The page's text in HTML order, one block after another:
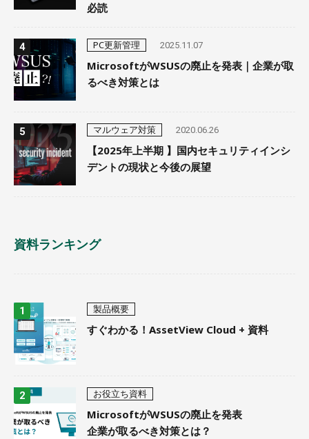
必読
PC更新管理 2025.11.07
MicrosoftがWSUSの廃止を発表｜企業が取
るべき対策とは
マルウェア対策 2020.06.26
【2025年上半期 】国内セキュリティインシ
デントの現状と今後の展望
資料ランキング
製品概要
すぐわかる！AssetView Cloud + 資料
お役立ち資料
MicrosoftがWSUSの廃止を発表
企業が取るべき対策とは？